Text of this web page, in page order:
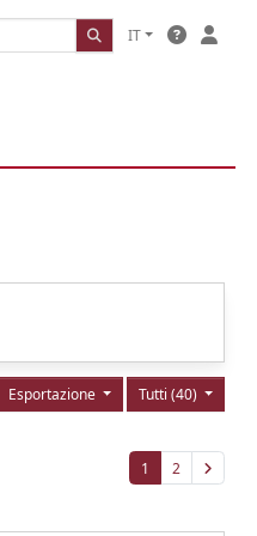
IT
Tutti (40)
Esportazione
1 2